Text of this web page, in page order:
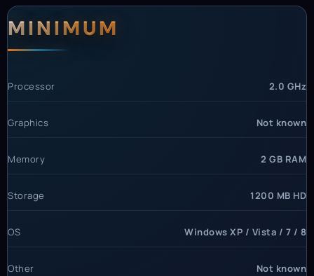
System Requirements
MINIMUM
Processor 2.0 GHz
Graphics Not known
Memory 2 GB RAM
Storage 1200 MB HD
OS Windows XP / Vista / 7 / 8
Other Not known